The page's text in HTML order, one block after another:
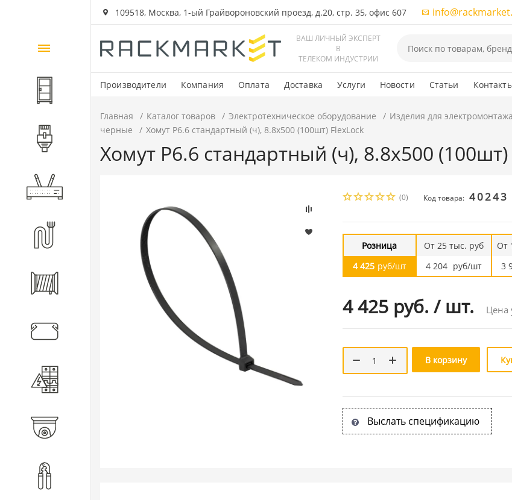
109518, Москва, 1-ый Грайвороновский проезд, д.20, стр. 35, офис 607
ВАШ ЛИЧНЫЙ ЭКСПЕРТ
В
ТЕЛЕКОМ ИНДУСТРИИ
Производители Компания Оплата Доставка Услуги Новости Статьи
Каталог
товаров
Шкафы и стойки
Компоненты СКС
Волоконно-оптические
Кабеленесущие системы
Главная Каталог товаров Электротехническое оборудование Изделия для электромонтажа
черные
Хомут P6.6 стандартный (ч), 8.8x500 (100шт) FlexLock
Хомут P6.6 стандартный (ч), 8.8x500
(0) Код товара: 40243
Розница
4 425 руб/шт
От 25 тыс. руб
4 204 руб/шт
От
3
4 425 руб. / шт. Цена
В корзину
Выслать спецификацию